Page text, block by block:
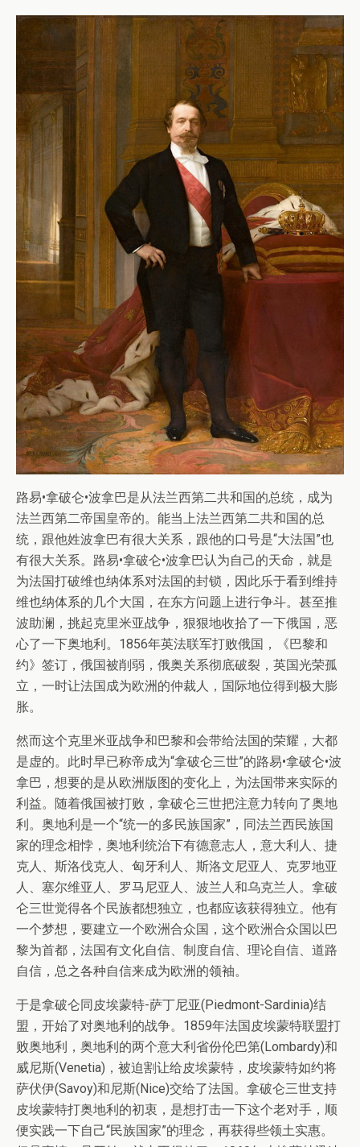
路易•拿破仑•波拿巴是从法兰西第二共和国的总统，成为
法兰西第二帝国皇帝的。能当上法兰西第二共和国的总
统，跟他姓波拿巴有很大关系，跟他的口号是“大法国”也
有很大关系。路易•拿破仑•波拿巴认为自己的天命，就是
为法国打破维也纳体系对法国的封锁，因此乐于看到维持
维也纳体系的几个大国，在东方问题上进行争斗。甚至推
波助澜，挑起克里米亚战争，狠狠地收拾了一下俄国，恶
心了一下奥地利。1856年英法联军打败俄国，《巴黎和
约》签订，俄国被削弱，俄奥关系彻底破裂，英国光荣孤
立，一时让法国成为欧洲的仲裁人，国际地位得到极大膨
胀。
然而这个克里米亚战争和巴黎和会带给法国的荣耀，大都
是虚的。此时早已称帝成为“拿破仑三世”的路易•拿破仑•波
拿巴，想要的是从欧洲版图的变化上，为法国带来实际的
利益。随着俄国被打败，拿破仑三世把注意力转向了奥地
利。奥地利是一个“统一的多民族国家”，同法兰西民族国
家的理念相悖，奥地利统治下有德意志人，意大利人、捷
克人、斯洛伐克人、匈牙利人、斯洛文尼亚人、克罗地亚
人、塞尔维亚人、罗马尼亚人、波兰人和乌克兰人。拿破
仑三世觉得各个民族都想独立，也都应该获得独立。他有
一个梦想，要建立一个欧洲合众国，这个欧洲合众国以巴
黎为首都，法国有文化自信、制度自信、理论自信、道路
自信，总之各种自信来成为欧洲的领袖。
于是拿破仑同皮埃蒙特-萨丁尼亚(Piedmont-Sardinia)结
盟，开始了对奥地利的战争。1859年法国皮埃蒙特联盟打
败奥地利，奥地利的两个意大利省份伦巴第(Lombardy)和
威尼斯(Venetia)，被迫割让给皮埃蒙特，皮埃蒙特如约将
萨伏伊(Savoy)和尼斯(Nice)交给了法国。拿破仑三世支持
皮埃蒙特打奥地利的初衷，是想打击一下这个老对手，顺
便实践一下自己“民族国家”的理念，再获得些领土实惠。